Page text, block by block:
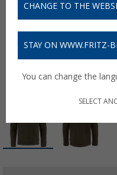
CHANGE TO THE
STAY ON WWW.FRITZ-
You can change the
SELECT